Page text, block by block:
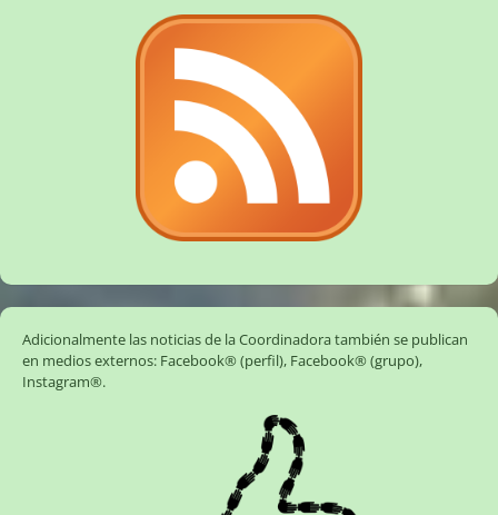
Adicionalmente las noticias de la Coordinadora también se publican
en medios externos: Facebook® (perfil), Facebook® (grupo),
Instagram®.